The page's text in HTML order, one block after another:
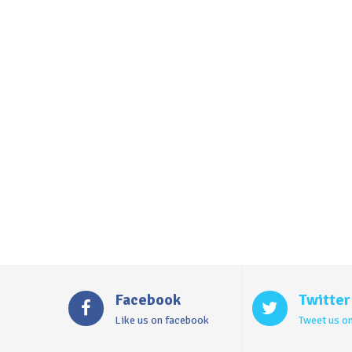
Facebook
Like us on facebook
Twitter
Tweet us